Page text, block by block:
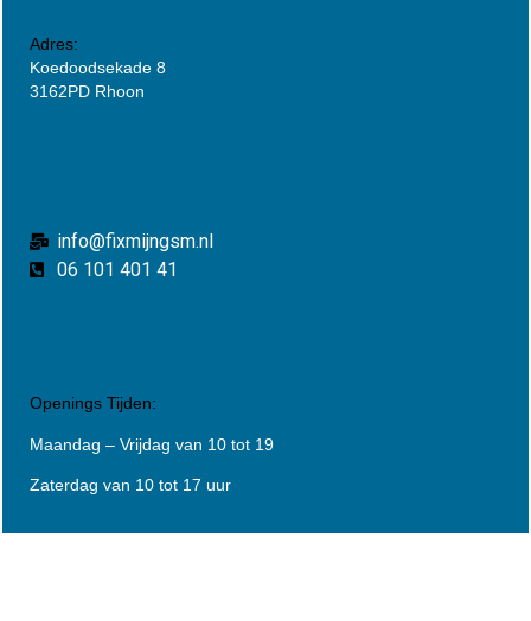
Openings Tijden:
Maandag – Vrijdag van 10 tot 19
Zaterdag van 10 tot 17 uur
info@fixmijngsm.nl
06 101 401 41
Adres:
Koedoodsekade 8
3162PD Rhoon